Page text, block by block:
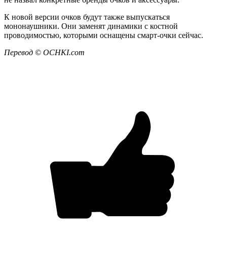
К новой версии очков будут также выпускаться
мононаушники. Они заменят динамики с костной
проводимостью, которыми оснащены смарт-очки сейчас.
Перевод © OCHKI.com